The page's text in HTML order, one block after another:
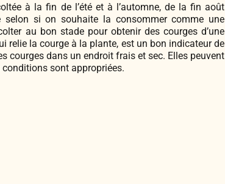
à la fin de l’été et à l’automne, de la fin août
selon si on souhaite la consommer comme une
au bon stade pour obtenir des courges d’une
relie la courge à la plante, est un bon indicateur de
courges dans un endroit frais et sec. Elles peuvent
sont appropriées.